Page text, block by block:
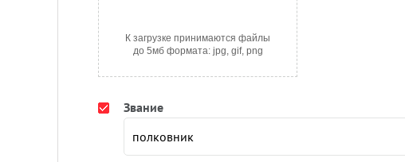
К загрузке принимаются файлы
до 5мб формата: jpg, gif, png
Звание